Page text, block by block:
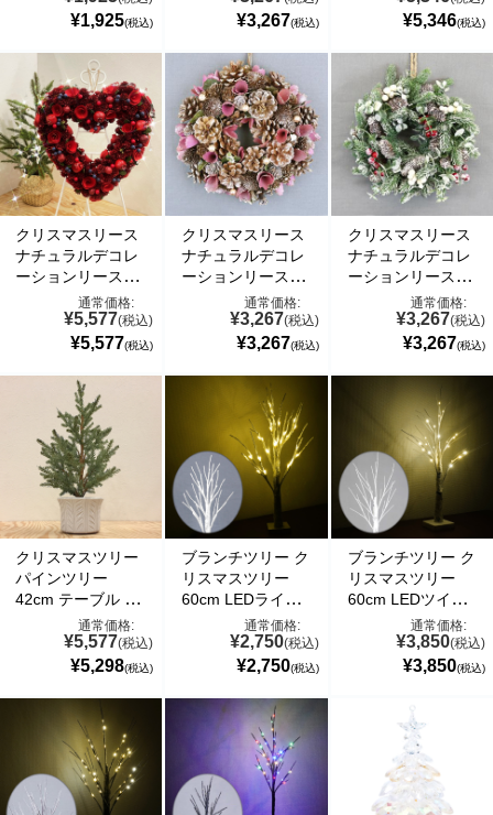
¥1,925(税込) ¥3,267(税込) ¥5,346(税込)
クリスマスリース
ナチュラルデコレ
ーションリース(ハ
ート型) 35cm
通常価格:
¥5,577(税込)
¥5,577(税込)
クリスマスリース
ナチュラルデコレ
ーションリース(ピ
ンク) 25cm通常価格:
¥3,267(税込)
¥3,267(税込)
クリスマスリース
ナチュラルデコレ
ーションリース(グ
リーン) 25cm
通常価格:
¥3,267(税込)
¥3,267(税込)
クリスマスツリー
パインツリー
42cm テーブル 卓
通常価格:
¥5,577(税込)
¥5,298(税込)
ブランチツリー ク
リスマスツリー
60cm LEDライト
常時点灯 24球
通常価格:
¥2,750(税込)
¥2,750(税込)
ブランチツリー ク
リスマスツリー
60cm LEDツイン
クルライト通常価格:
¥3,850(税込)
¥3,850(税込)